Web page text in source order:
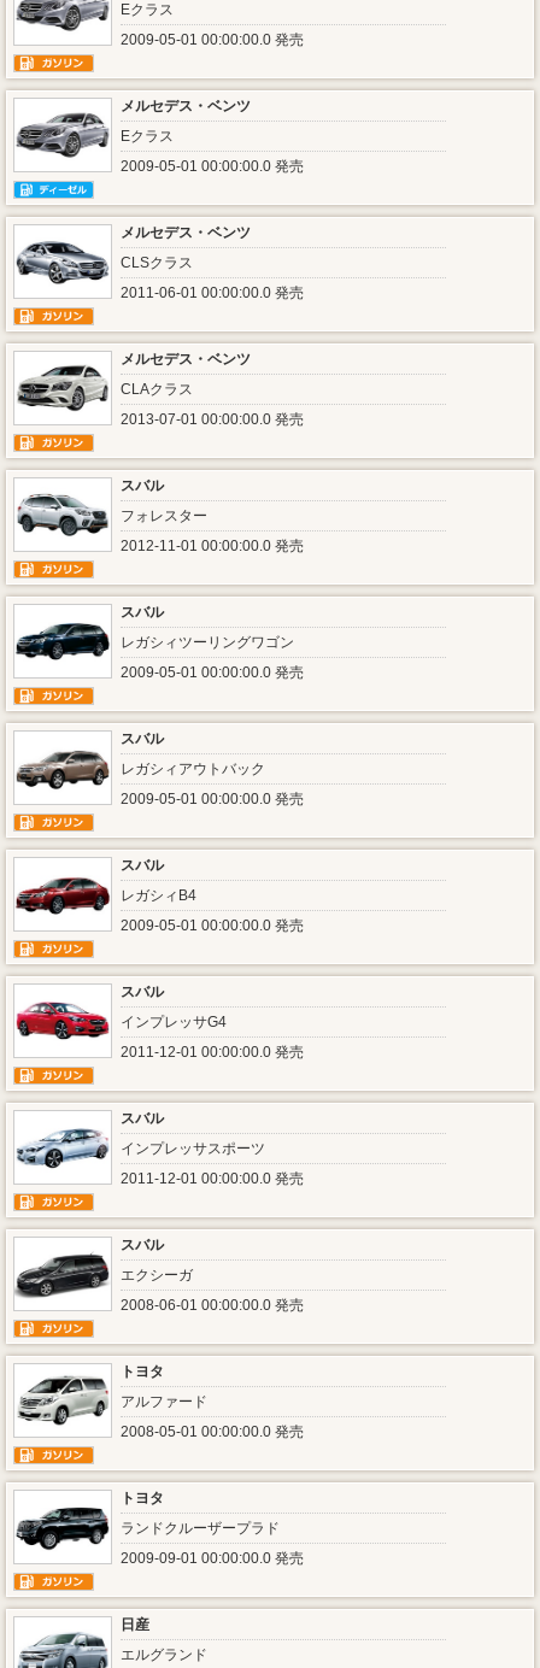
Eクラス
2009-05-01 00:00:00.0 発売
メルセデス・ベンツ
Eクラス
2009-05-01 00:00:00.0 発売
メルセデス・ベンツ
CLSクラス
2011-06-01 00:00:00.0 発売
メルセデス・ベンツ
CLAクラス
2013-07-01 00:00:00.0 発売
スバル
フォレスター
2012-11-01 00:00:00.0 発売
スバル
レガシィツーリングワゴン
2009-05-01 00:00:00.0 発売
スバル
レガシィアウトバック
2009-05-01 00:00:00.0 発売
スバル
レガシィB4
2009-05-01 00:00:00.0 発売
スバル
インプレッサG4
2011-12-01 00:00:00.0 発売
スバル
インプレッサスポーツ
2011-12-01 00:00:00.0 発売
スバル
エクシーガ
2008-06-01 00:00:00.0 発売
トヨタ
アルファード
2008-05-01 00:00:00.0 発売
トヨタ
ランドクルーザープラド
2009-09-01 00:00:00.0 発売
日産
エルグランド